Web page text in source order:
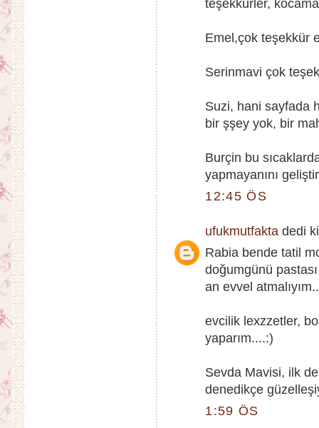
teşekkürler,
Emel,çok teşekkür
Serinmavi çok
Suzi, hani sayfada
bir şşey yok, bir
Burçin bu
yapmayanını
12:45 ÖS
ufukmutfakta dedi
Rabia bende tatil
doğumgünü
an evvel
evcilik lexzzetler,
yaparım....:)
Sevda Mavisi, ilk
denedikçe
1:59 ÖS